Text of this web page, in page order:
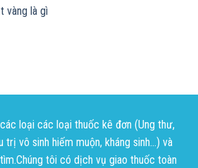
vàng là gì
loại các loại thuốc kê đơn (Ung thư,
trị vô sinh hiếm muộn, kháng sinh...) và
tôi có dịch vụ giao thuốc toàn